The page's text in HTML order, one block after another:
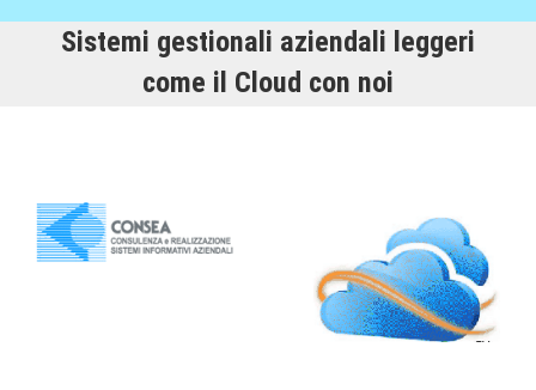
Sistemi gestionali aziendali leggeri
come il Cloud con noi